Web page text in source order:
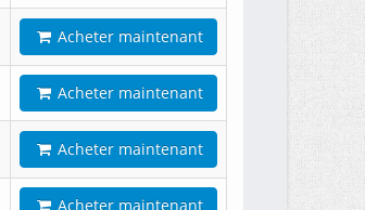
Acheter maintenant
Acheter maintenant
Acheter maintenant
Acheter maintenant